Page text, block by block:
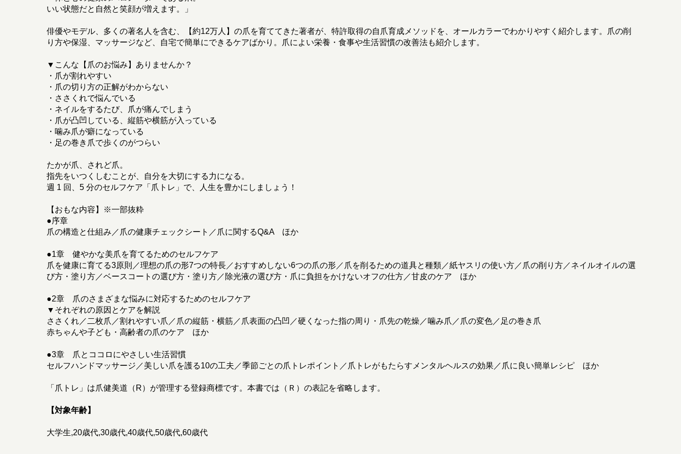
いい状態だと自然と笑顔が増えます。」
俳優やモデル、多くの著名人を含む、【約12万人】の爪を育ててきた著者が、特許取得の自爪育成メソッドを、オールカラーでわかりやすく紹介します。爪の削
り方や保湿、マッサージなど、自宅で簡単にできるケアばかり。爪によい栄養・食事や生活習慣の改善法も紹介します。
▼こんな【爪のお悩み】ありませんか？
・爪が割れやすい
・爪の切り方の正解がわからない
・ささくれで悩んでいる
・ネイルをするたび、爪が痛んでしまう
・爪が凸凹している、縦筋や横筋が入っている
・噛み爪が癖になっている
・足の巻き爪で歩くのがつらい
たかが爪、されど爪。
指先をいつくしむことが、自分を大切にする力になる。
週 1 回、5 分のセルフケア「爪トレ」で、人生を豊かにしましょう！
【おもな内容】※一部抜粋
●序章
爪の構造と仕組み／爪の健康チェックシート／爪に関するQ&A ほか
●1章 健やかな美爪を育てるためのセルフケア
爪を健康に育てる3原則／理想の爪の形7つの特長／おすすめしない6つの爪の形／爪を削るための道具と種類／紙ヤスリの使い方／爪の削り方／ネイルオイルの選
び方・塗り方／ベースコートの選び方・塗り方／除光液の選び方・爪に負担をかけないオフの仕方／甘皮のケア ほか
●2章 爪のさまざまな悩みに対応するためのセルフケア
▼それぞれの原因とケアを解説
ささくれ／二枚爪／割れやすい爪／爪の縦筋・横筋／爪表面の凸凹／硬くなった指の周り・爪先の乾燥／噛み爪／爪の変色／足の巻き爪
赤ちゃんや子ども・高齢者の爪のケア ほか
●3章 爪とココロにやさしい生活習慣
セルフハンドマッサージ／美しい爪を護る10の工夫／季節ごとの爪トレポイント／爪トレがもたらすメンタルヘルスの効果／爪に良い簡単レシピ ほか
「爪トレ」は爪健美道（R）が管理する登録商標です。本書では（Ｒ）の表記を省略します。
【対象年齢】
大学生,20歳代,30歳代,40歳代,50歳代,60歳代